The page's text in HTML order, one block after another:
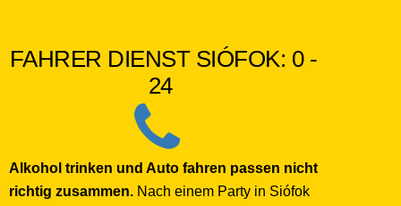
FAHRER DIENST SIÓFOK: 0 -
24
Alkohol trinken und Auto fahren passen nicht
richtig zusammen. Nach einem Party in Siófok